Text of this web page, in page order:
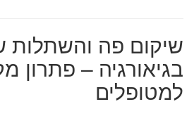
שיקום פה והשתלות
בגיאורגיה – פתרון
למטופלים